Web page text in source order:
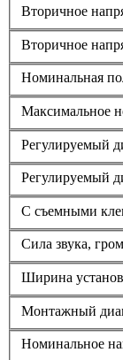
Вторичное
Вторичное
Номинальная
Максимальное
Регулируемый
Регулируемый
С съемными
Сила звука,
Ширина
Монтажный
Номинальное